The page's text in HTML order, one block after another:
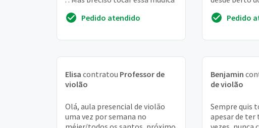
Pedido atendido
nova,...Pedido
Elisa contratou Professor de
violão
Olá, aula presencial de violão
uma vez por semana no
Benjamin
de violão
Sempre quis
apesar de